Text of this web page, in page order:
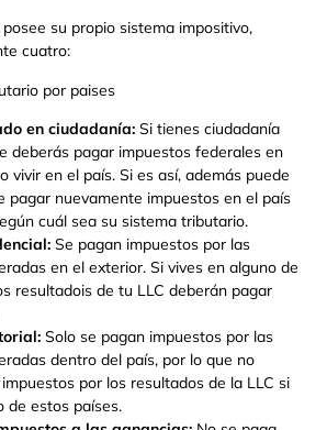
su propio sistema impositivo,
cuatro:
en ciudadanía: Si tienes ciudadanía
deberás pagar impuestos federales en
vivir en el país. Si es así, además puede
pagar nuevamente impuestos en el país
cuál sea su sistema tributario.
Se pagan impuestos por las
en el exterior. Si vives en alguno de
resultadois de tu LLC deberán pagar
Solo se pagan impuestos por las
dentro del país, por lo que no
por los resultados de la LLC si
de estos países.